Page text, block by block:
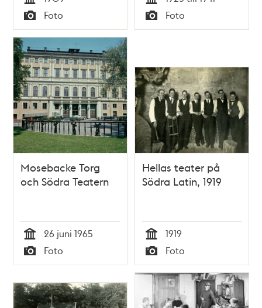
Tid
Typ
Foto
40-talet var han
teaterchef för Södra
47)
Tid
Typ
Foto
Mosebacke Torg
och Södra Teatern
Tid
26 juni 1965
Typ
Foto
Hellas teater på
Södra Latin, 1919
Tid
1919
Typ
Foto